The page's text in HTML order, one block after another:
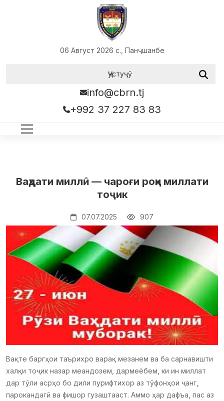
06 Август 2026 с., Панҷшанбе
info@cbrn.tj
+992 37 227 83 83
Ваҳдати миллӣ — чароғи роҳи миллати
тоҷик
07.07.2025 907
Вақте баргҳои таърихро варақ мезанем ва ба сарнавишти
халқи тоҷик назар меандозем, дармеёбем, ки ин миллат
дар тӯли асрҳо бо дили пурифтихор аз тӯфонҳои ҷанг,
парокандагӣ ва фишор гузаштааст. Аммо ҳар дафъа, пас аз